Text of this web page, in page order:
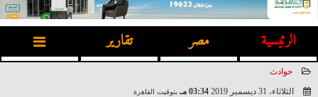
الرئيسية مصر تقارير
حوادث
الثلاثاء، 31 ديسمبر 2019
03:34 مـ بتوقيت القاهرة